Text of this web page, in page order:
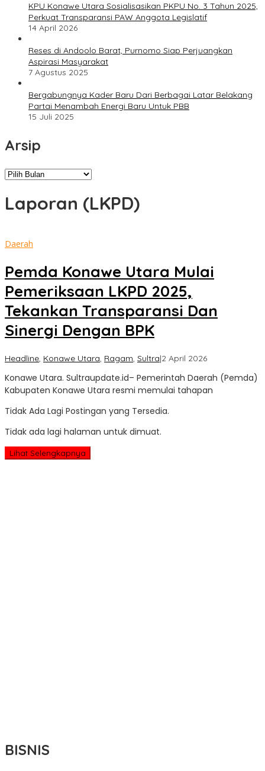
KPU Konawe Utara Sosialisasikan PKPU No. 3 Tahun 2025,
Perkuat Transparansi PAW Anggota Legislatif
14 April 2026
Reses di Andoolo Barat, Purnomo Siap Perjuangkan
Aspirasi Masyarakat
7 Agustus 2025
Bergabungnya Kader Baru Dari Berbagai Latar Belakang
Partai Menambah Energi Baru Untuk PBB
15 Juli 2025
Arsip
Arsip
Laporan (LKPD)
Daerah
Pemda Konawe Utara Mulai
Pemeriksaan LKPD 2025,
Tekankan Transparansi Dan
Sinergi Dengan BPK
Headline, Konawe Utara, Ragam, Sultra|2 April 2026oleh
Update
Konawe Utara. Sultraupdate.id– Pemerintah Daerah (Pemda)
Kabupaten Konawe Utara resmi memulai tahapan
Tidak Ada Lagi Postingan yang Tersedia.
Tidak ada lagi halaman untuk dimuat.
Lihat Selengkapnya
BISNIS